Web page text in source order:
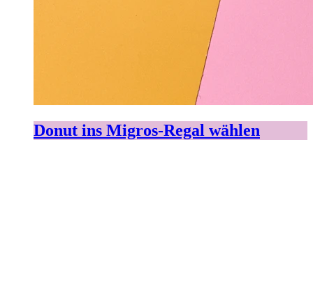
Donut ins Migros-Regal wählen